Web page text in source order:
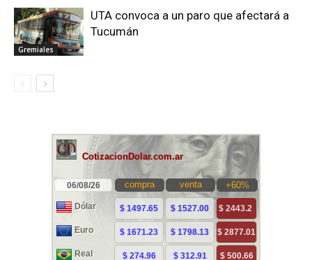
Gremiales
UTA convoca a un paro que afectará a
Tucumán